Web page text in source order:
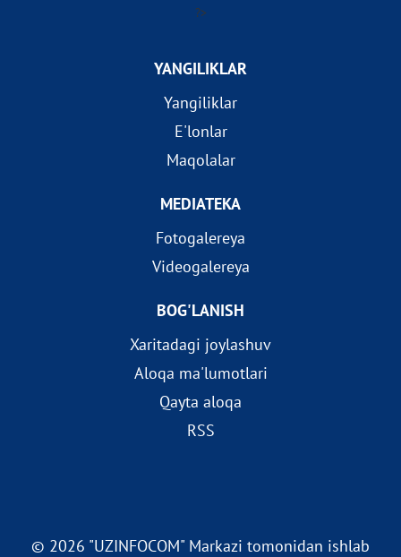
?>
YANGILIKLAR
Yangiliklar
E'lonlar
Maqolalar
MEDIATEKA
Fotogalereya
Videogalereya
BOG'LANISH
Xaritadagi joylashuv
Aloqa ma'lumotlari
Qayta aloqa
RSS
© 2026 "UZINFOCOM" Markazi tomonidan ishlab